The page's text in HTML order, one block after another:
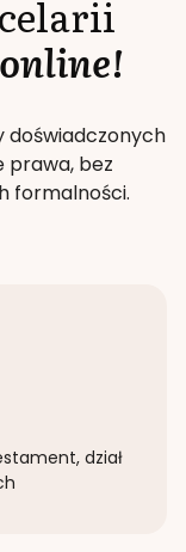
doświadczonych
prawa, bez
formalności.
dział